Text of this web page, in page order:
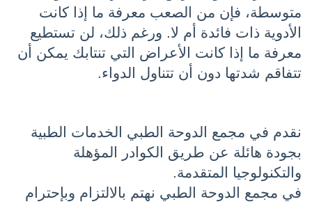
تتفاقم شدتها دون أن تتناول الدواء.
والتكنولوجيا المتقدمة.